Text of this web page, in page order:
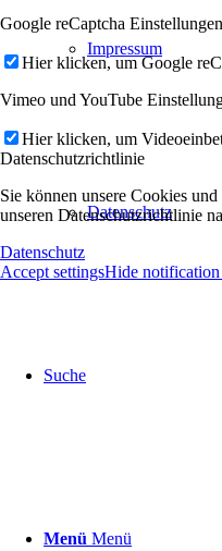
Impressum
Datenschutz
Suche
Menü Menü
Google reCaptcha
Hier klicken, um Google
Vimeo und YouTube
Hier klicken, um
Datenschutzrichtlinie
Sie können unsere Cookies
unseren Datenschutzrichtlinie
Datenschutz
Accept settingsHide